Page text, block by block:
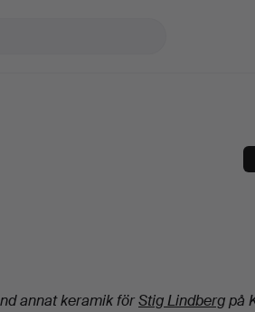
annat keramik förStig Lindbergpå